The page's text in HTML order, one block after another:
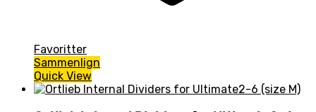
Favoritter
Sammenlign
Quick View